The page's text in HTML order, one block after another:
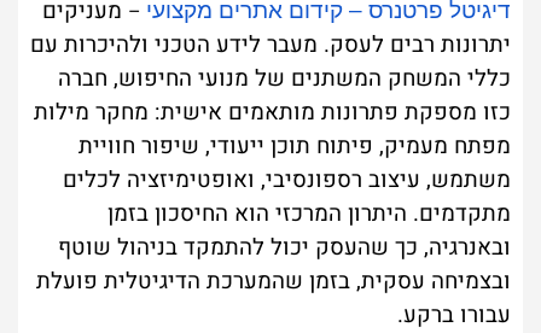
דיגיטל פרטנרס – קידום אתרים מקצועי – מעניקים
יתרונות רבים לעסק. מעבר לידע הטכני ולהיכרות עם
כללי המשחק המשתנים של מנועי החיפוש, חברה
כזו מספקת פתרונות מותאמים אישית: מחקר מילות
מפתח מעמיק, פיתוח תוכן ייעודי, שיפור חוויית
משתמש, עיצוב רספונסיבי, ואופטימיזציה לכלים
מתקדמים. היתרון המרכזי הוא החיסכון בזמן
ובאנרגיה, כך שהעסק יכול להתמקד בניהול שוטף
ובצמיחה עסקית, בזמן שהמערכת הדיגיטלית פועלת
עבורו ברקע.